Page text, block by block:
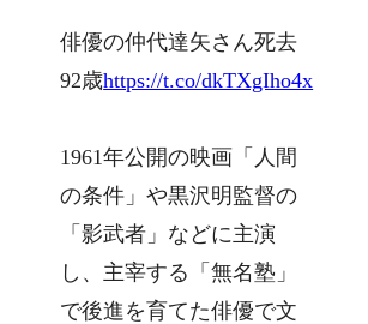
俳優の仲代達矢さん死去
92歳https://t.co/dkTXgIho4x
1961年公開の映画「人間
の条件」や黒沢明監督の
「影武者」などに主演
し、主宰する「無名塾」
で後進を育てた俳優で文